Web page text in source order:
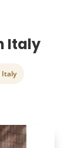
Italy
Italy